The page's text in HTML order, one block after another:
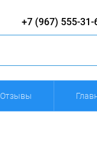
+7 (967) 555-31-
Отзывы